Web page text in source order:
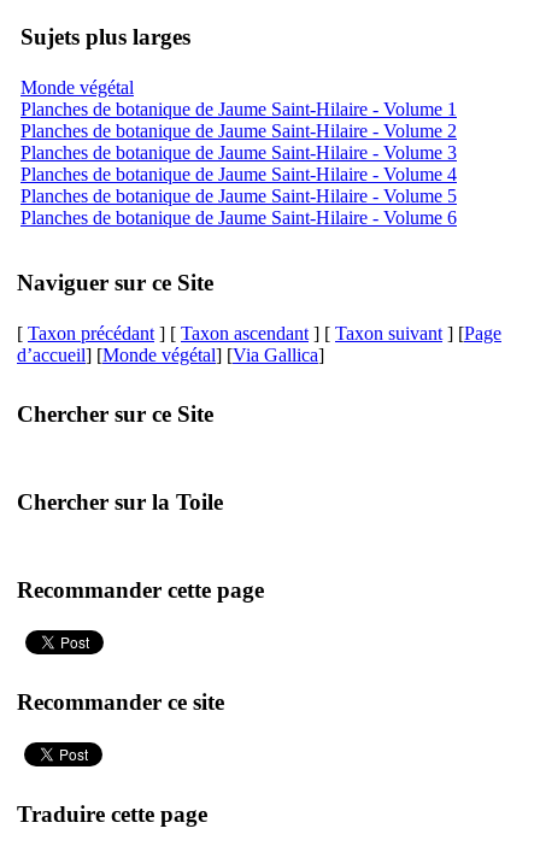
Sujets plus larges
Monde végétal
Planches de botanique de Jaume Saint-Hilaire - Volume 1
Planches de botanique de Jaume Saint-Hilaire - Volume 2
Planches de botanique de Jaume Saint-Hilaire - Volume 3
Planches de botanique de Jaume Saint-Hilaire - Volume 4
Planches de botanique de Jaume Saint-Hilaire - Volume 5
Planches de botanique de Jaume Saint-Hilaire - Volume 6
Naviguer sur ce Site
[ Taxon précédant ] [ Taxon ascendant ] [ Taxon suivant ] [Page
d’accueil] [Monde végétal] [Via Gallica]
Chercher sur ce Site
Chercher sur la Toile
Recommander cette page
Recommander ce site
Traduire cette page